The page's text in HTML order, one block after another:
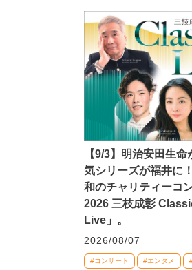
【9/3】明治安田生命
気シリーズが福井に
和のチャリティーコ
2026 三枝成彰
Live」。
2026/08/07
#コンサート #エンタメ